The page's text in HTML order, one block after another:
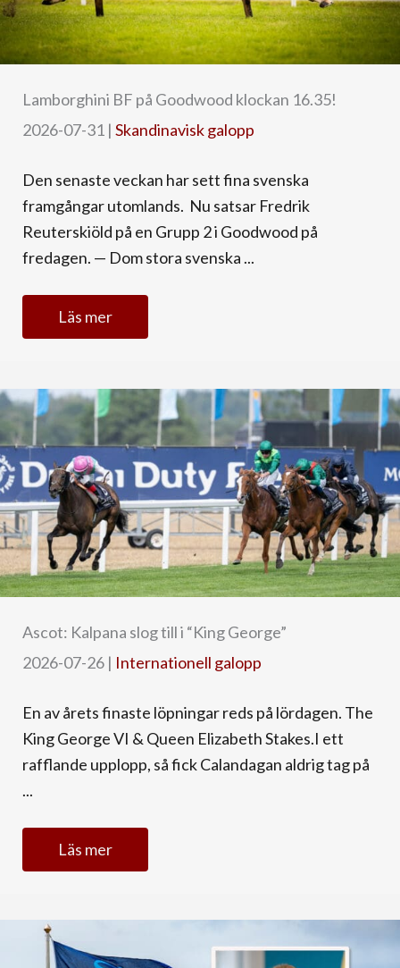
Lamborghini BF på Goodwood klockan 16.35!
2026-07-31 | Skandinavisk galopp
Den senaste veckan har sett fina svenska
framgångar utomlands. Nu satsar Fredrik
Reuterskiöld på en Grupp 2 i Goodwood på
fredagen. — Dom stora svenska ...
Läs mer
Ascot: Kalpana slog till i “King George”
2026-07-26 | Internationell galopp
En av årets finaste löpningar reds på lördagen. The
King George VI & Queen Elizabeth Stakes.I ett
rafflande upplopp, så fick Calandagan aldrig tag på
...
Läs mer